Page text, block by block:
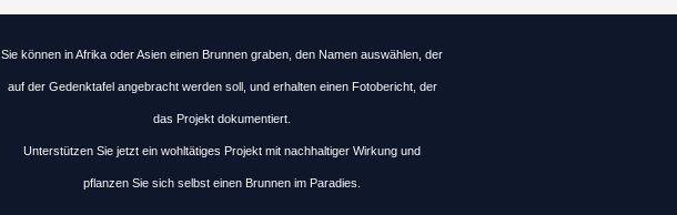
Sie können in Afrika oder Asien einen Brunnen graben, den Namen auswählen, der
auf der Gedenktafel angebracht werden soll, und erhalten einen Fotobericht, der
das Projekt dokumentiert.
Unterstützen Sie jetzt ein wohltätiges Projekt mit nachhaltiger Wirkung und
pflanzen Sie sich selbst einen Brunnen im Paradies.